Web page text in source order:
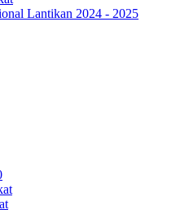
Lantikan 2024 - 2025